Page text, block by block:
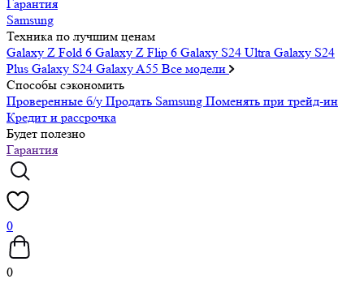
Гарантия
Samsung
Техника по лучшим ценам
Galaxy Z Fold 6 Galaxy Z Flip 6 Galaxy S24 Ultra Galaxy S24
Plus Galaxy S24 Galaxy A55 Все модели
Способы сэкономить
Проверенные б/у Продать Samsung Поменять при трейд-ин
Кредит и рассрочка
Будет полезно
Гарантия
0
0